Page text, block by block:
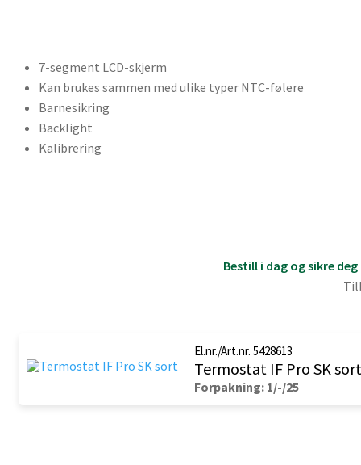
7-segment LCD-skjerm
Kan brukes sammen med ulike typer NTC-følere
Barnesikring
Backlight
Kalibrering
Bestill i dag og sikre
El.nr./Art.nr. 5428613
Termostat IF Pro SK sort
Forpakning: 1/-/25